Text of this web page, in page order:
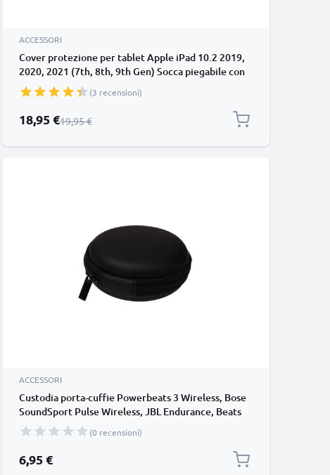
ACCESSORI
Cover protezione per tablet Apple iPad 10.2 2019,
2020, 2021 (7th, 8th, 9th Gen) Socca piegabile con
funzione di supporto e bumper in Similpelle rosso
case a libro, scocca etui custodia astuccio
(3 recensioni)
Prezzo speciale
18,95 €Prezzo normale
19,95 €
ACCESSORI
Custodia porta-cuffie Powerbeats 3 Wireless, Bose
SoundSport Pulse Wireless, JBL Endurance, Beats
Flex, di colore nero, 75x75x30mm proteggi i tuoi
preziosi accessori con il pratico guscio protettivo
universale
(0 recensioni)
6,95 €